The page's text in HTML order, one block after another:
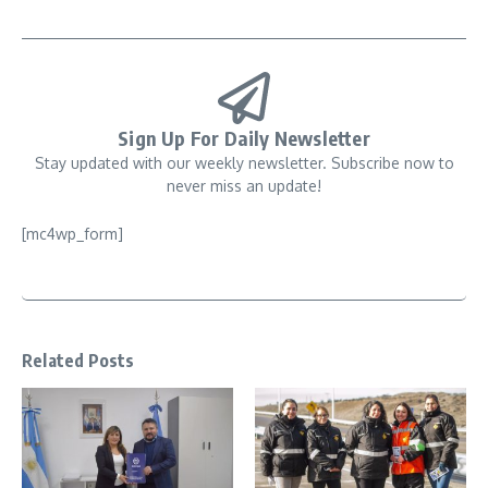
Sign Up For Daily Newsletter
Stay updated with our weekly newsletter. Subscribe now to
never miss an update!
[mc4wp_form]
Related Posts